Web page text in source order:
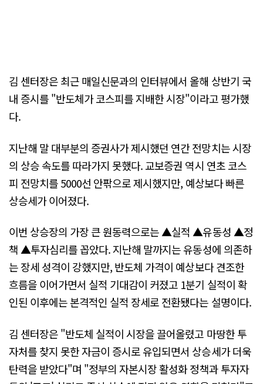
김 센터장은 최근 매일신문과의 인터뷰에서 올해 상반기 국
내 증시를 "반도체가 코스피를 지배한 시장"이라고 평가했
다.
지난해 말 대부분의 증권사가 제시했던 연간 전망치는 시장
의 상승 속도를 따라가지 못했다. 교보증권 역시 연초 코스
피 전망치를 5000선 안팎으로 제시했지만, 예상보다 빠른
상승세가 이어졌다.
이번 상승장의 가장 큰 원동력으로는 ▲실적 ▲유동성 ▲정
책 ▲투자심리를 꼽았다. 지난해 말까지는 유동성에 의존하
는 장세 성격이 강했지만, 반도체 가격이 예상보다 견조한
흐름을 이어가면서 실적 기대감이 커졌고 1분기 실적이 확
인된 이후에는 본격적인 실적 장세로 전환됐다는 설명이다.
김 센터장은 "반도체 실적이 시장을 끌어올렸고 마땅한 투
자처를 찾지 못한 자금이 증시로 유입되면서 상승세가 더욱
탄력을 받았다"며 "정부의 자본시장 활성화 정책과 투자자